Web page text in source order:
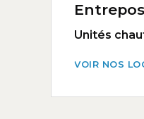
Unités
VOIR NOS